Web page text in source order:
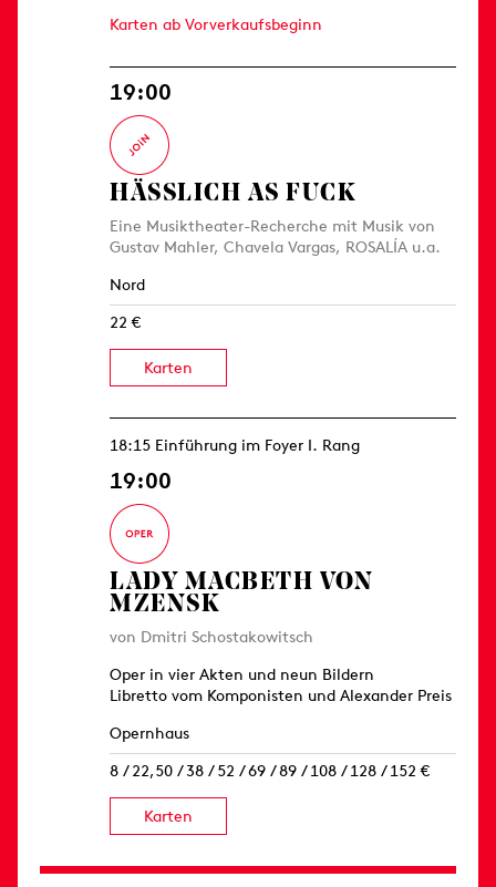
Karten ab Vorverkaufsbeginn
19:00
HÄSSLICH AS FUCK
Eine Musiktheater-Recherche mit Musik von
Gustav Mahler, Chavela Vargas, ROSALÍA u.a.
Nord
22 €
Karten
18:15 Einführung im Foyer I. Rang
19:00
LADY MACBETH VON
MZENSK
von Dmitri Schostakowitsch
Oper in vier Akten und neun Bildern
Libretto vom Komponisten und Alexander Preis
Opernhaus
8 / 22,50 / 38 / 52 / 69 / 89 / 108 / 128 / 152 €
Karten